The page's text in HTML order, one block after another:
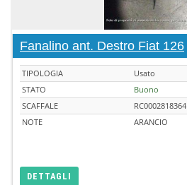
Fanalino ant. Destro Fiat 126
TIPOLOGIA
Usato
STATO
Buono
SCAFFALE
RC0002818364
NOTE
ARANCIO
DETTAGLI